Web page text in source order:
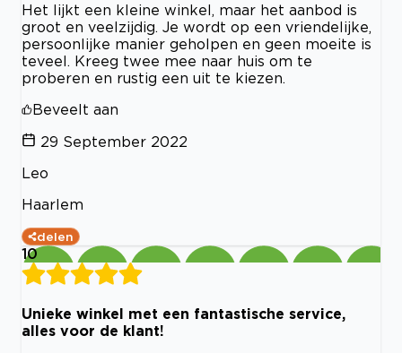
Het lijkt een kleine winkel, maar het aanbod is
groot en veelzijdig. Je wordt op een vriendelijke,
persoonlijke manier geholpen en geen moeite is
teveel. Kreeg twee mee naar huis om te
proberen en rustig een uit te kiezen.
Beveelt aan
29 September 2022
Leo
Haarlem
delen
10
Unieke winkel met een fantastische service,
alles voor de klant!